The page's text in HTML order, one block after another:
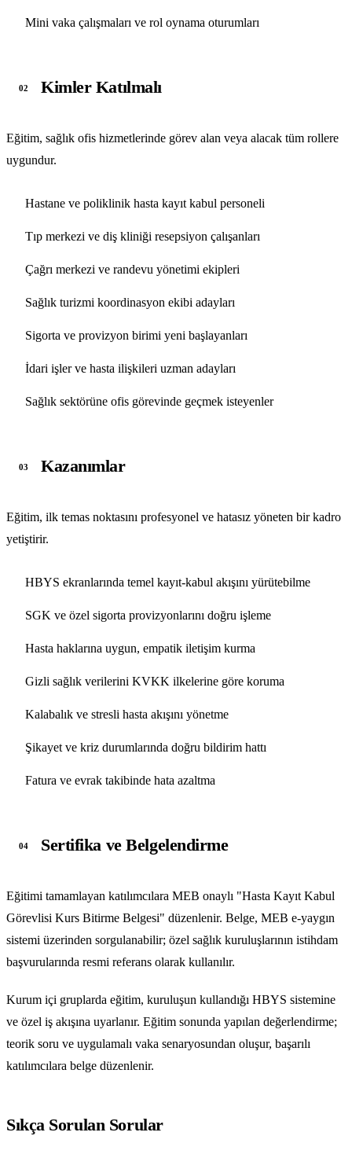
Mini vaka çalışmaları ve rol oynama oturumları
02 Kimler Katılmalı
Eğitim, sağlık ofis hizmetlerinde görev alan veya alacak tüm rollere
uygundur.
Hastane ve poliklinik hasta kayıt kabul personeli
Tıp merkezi ve diş kliniği resepsiyon çalışanları
Çağrı merkezi ve randevu yönetimi ekipleri
Sağlık turizmi koordinasyon ekibi adayları
Sigorta ve provizyon birimi yeni başlayanları
İdari işler ve hasta ilişkileri uzman adayları
Sağlık sektörüne ofis görevinde geçmek isteyenler
03 Kazanımlar
Eğitim, ilk temas noktasını profesyonel ve hatasız yöneten bir kadro
yetiştirir.
HBYS ekranlarında temel kayıt-kabul akışını yürütebilme
SGK ve özel sigorta provizyonlarını doğru işleme
Hasta haklarına uygun, empatik iletişim kurma
Gizli sağlık verilerini KVKK ilkelerine göre koruma
Kalabalık ve stresli hasta akışını yönetme
Şikayet ve kriz durumlarında doğru bildirim hattı
Fatura ve evrak takibinde hata azaltma
04 Sertifika ve Belgelendirme
Eğitimi tamamlayan katılımcılara MEB onaylı "Hasta Kayıt Kabul
Görevlisi Kurs Bitirme Belgesi" düzenlenir. Belge, MEB e-yaygın
sistemi üzerinden sorgulanabilir; özel sağlık kuruluşlarının istihdam
başvurularında resmi referans olarak kullanılır.
Kurum içi gruplarda eğitim, kuruluşun kullandığı HBYS sistemine
ve özel iş akışına uyarlanır. Eğitim sonunda yapılan değerlendirme;
teorik soru ve uygulamalı vaka senaryosundan oluşur, başarılı
katılımcılara belge düzenlenir.
Sıkça Sorulan Sorular